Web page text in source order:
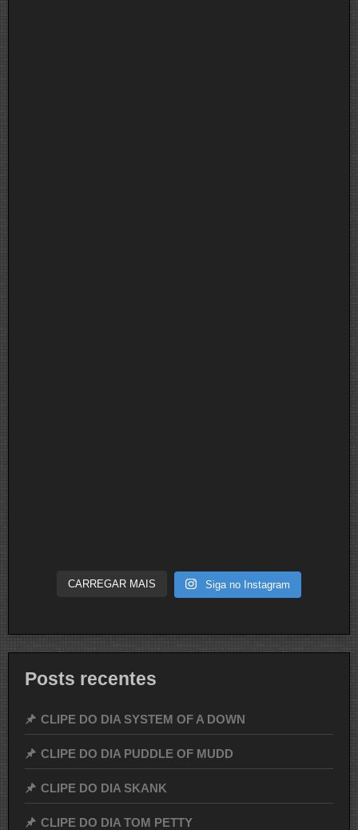
CARREGAR MAIS Siga no Instagram
Posts recentes
CLIPE DO DIA SYSTEM OF A DOWN
CLIPE DO DIA PUDDLE OF MUDD
CLIPE DO DIA SKANK
CLIPE DO DIA TOM PETTY